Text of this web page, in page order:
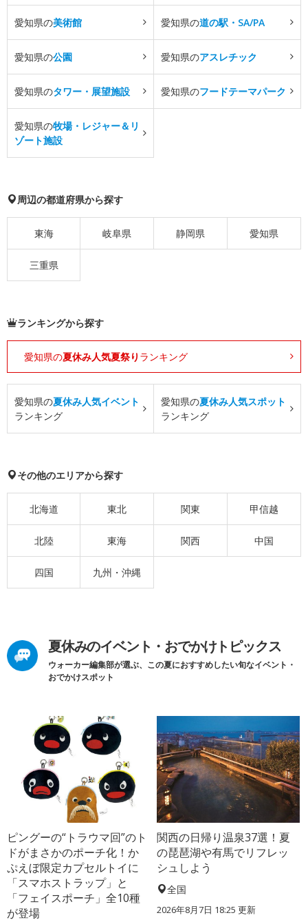
愛知県の美術館 愛知県の道の駅・SA/PA
愛知県の公園 愛知県のアスレチック
愛知県のタワー・展望施設 愛知県のフードテーマパーク
愛知県の牧場・レジャー＆リ
ゾート施設
周辺の都道府県から探す
東海 岐阜県 静岡県 愛知県
三重県
ランキングから探す
愛知県の夏休み人気夏祭り ランキング
愛知県の夏休み人気イベント
ランキング
愛知県の夏休み人気スポット
ランキング
その他のエリアから探す
北海道 東北 関東 甲信越
北陸 東海 関西 中国
四国 九州・沖縄
夏休みのイベント・おでかけトピックス
ウォーカー編集部が選ぶ、この夏におすすめしたい旬なイベント・
おでかけスポット
ピングーの“トラウマ回”のト
ドがまさかのポーチ化！か
ぷえぼ限定カプセルトイに
「スマホストラップ」と
「フェイスポーチ」全10種
が登場
関西の日帰り温泉37選！夏
の琵琶湖や有馬でリフレッ
シュしよう
全国
2026年8月7日 18:25 更新